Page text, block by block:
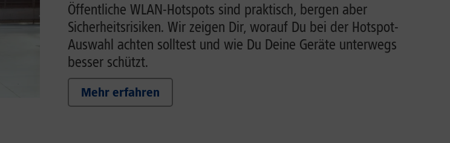
Öffentliche WLAN-Hotspots sind praktisch, bergen aber
Sicherheitsrisiken. Wir zeigen Dir, worauf Du bei der Hotspot-
Auswahl achten solltest und wie Du Deine Geräte unterwegs
besser schützt.
Mehr erfahren